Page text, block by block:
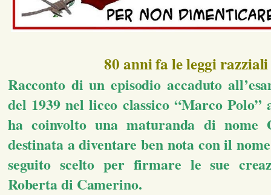
80 anni fa le leggi razziali
Racconto di un episodio accaduto
del 1939 nel liceo classico “Marco Polo”
ha coinvolto una maturanda di nome
destinata a diventare ben nota con il
seguito scelto per firmare le sue
Roberta di Camerino.